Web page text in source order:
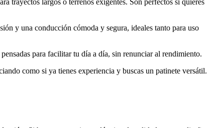
trayectos largos o terrenos exigentes. Son perfectos si quieres
y una conducción cómoda y segura, ideales tanto para uso
para facilitar tu día a día, sin renunciar al rendimiento.
como si ya tienes experiencia y buscas un patinete versátil.